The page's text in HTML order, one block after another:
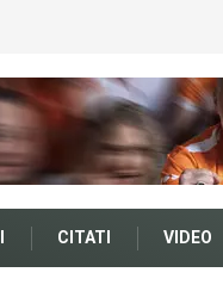
CITATI VIDEO